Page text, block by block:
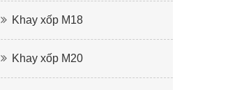
Khay xốp M18
Khay xốp M20